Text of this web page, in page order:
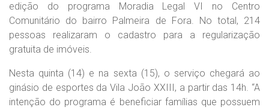
edição do programa Moradia Legal VI no Centro
Comunitário do bairro Palmeira de Fora. No total, 214
pessoas realizaram o cadastro para a regularização
gratuita de imóveis.
Nesta quinta (14) e na sexta (15), o serviço chegará ao
ginásio de esportes da Vila João XXIII, a partir das 14h. “A
intenção do programa é beneficiar famílias que possuem